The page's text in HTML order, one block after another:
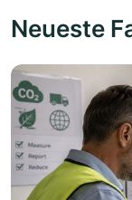
Neueste